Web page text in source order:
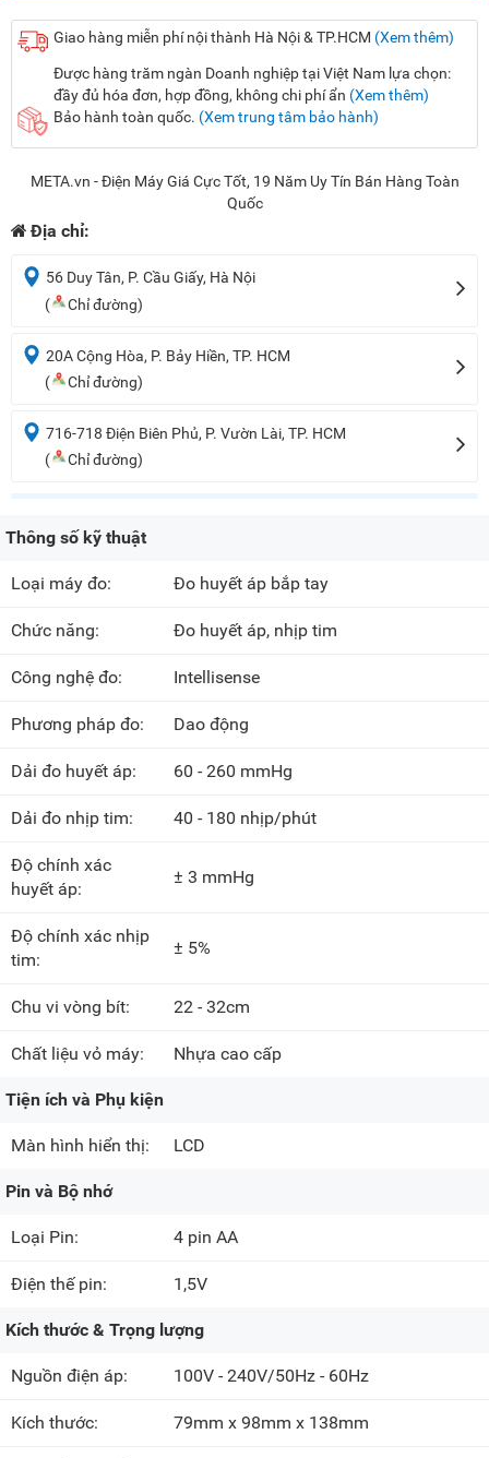
Giao hàng miễn phí nội thành Hà Nội & TP.HCM (Xem thêm)
Được hàng trăm ngàn Doanh nghiệp tại Việt Nam lựa chọn:
đầy đủ hóa đơn, hợp đồng, không chi phí ẩn (Xem thêm)
Bảo hành toàn quốc. (Xem trung tâm bảo hành)
META.vn - Điện Máy Giá Cực Tốt, 19 Năm Uy Tín Bán Hàng Toàn
Quốc
Địa chỉ:
56 Duy Tân, P. Cầu Giấy, Hà Nội
(
Chỉ đường)
20A Cộng Hòa, P. Bảy Hiền, TP. HCM
(
Chỉ đường)
716-718 Điện Biên Phủ, P. Vườn Lài, TP. HCM
(
Chỉ đường)
Thông số kỹ thuật
Loại máy đo: Đo huyết áp bắp tay
Chức năng: Đo huyết áp, nhịp tim
Công nghệ đo: Intellisense
Phương pháp đo: Dao động
Dải đo huyết áp: 60 - 260 mmHg
Dải đo nhịp tim: 40 - 180 nhịp/phút
Độ chính xác
huyết áp:
± 3 mmHg
Độ chính xác nhịp
tim:
± 5%
Chu vi vòng bít: 22 - 32cm
Chất liệu vỏ máy: Nhựa cao cấp
Tiện ích và Phụ kiện
Màn hình hiển thị: LCD
Pin và Bộ nhớ
Loại Pin: 4 pin AA
Điện thế pin: 1,5V
Kích thước & Trọng lượng
Nguồn điện áp: 100V - 240V/50Hz - 60Hz
Kích thước: 79mm x 98mm x 138mm